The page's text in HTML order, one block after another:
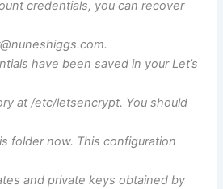
credentials, you can recover
.
have been saved in your Let’s
at /etc/letsencrypt. You should
folder now. This configuration
and private keys obtained by